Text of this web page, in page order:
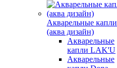
Акварельные капли
(аква дизайн)
Акварельные
капли LAK'U
Акварельные